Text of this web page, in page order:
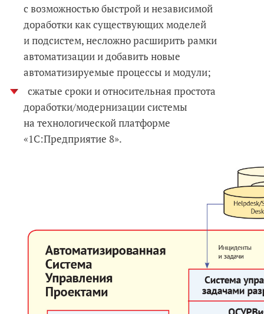
с возможностью быстрой и независимой
доработки как существующих моделей
и подсистем, несложно расширить рамки
автоматизации и добавить новые
автоматизируемые процессы и модули;
сжатые сроки и относительная простота
доработки/модернизации системы
на технологической платформе
«1С:Предприятие 8».